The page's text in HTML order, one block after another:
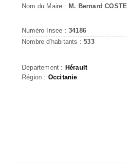
Nom du Maire : M. Bernard COSTE
Numéro Insee : 34186
Nombre d'habitants :533
Département : Hérault
Région : Occitanie